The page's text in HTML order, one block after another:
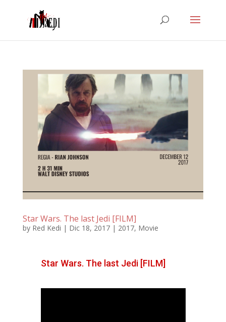
Star Wars. The last Jedi [FILM]
by Red Kedi | Dic 18, 2017| 2017, Movie
Star Wars. The last Jedi [FILM]